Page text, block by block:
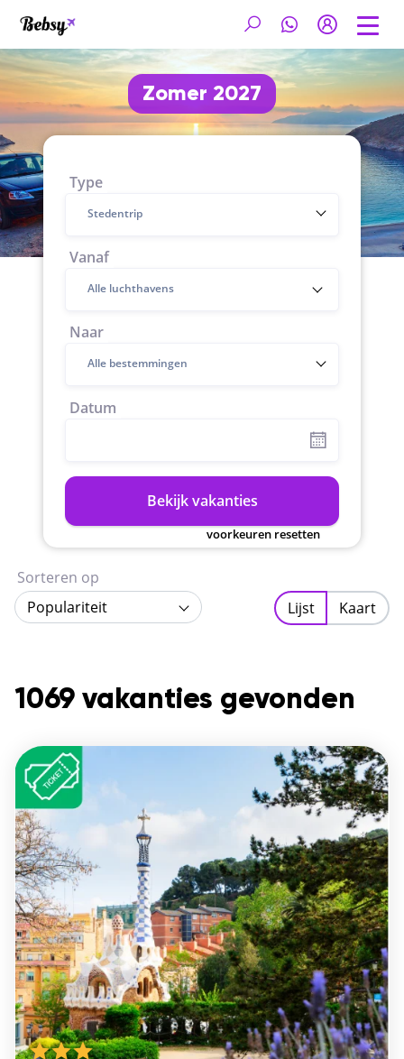
Zomer 2027
Type
Stedentrip
Vanaf
Naar
Alle bestemmingen
Datum
Bekijk vakanties
voorkeuren resetten
1069 vakanties gevonden
Sorteren op
Populariteit
Lijst Kaart